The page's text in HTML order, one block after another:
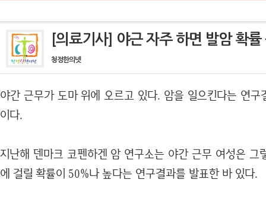
[의료기사] 야근 자주 하면 발암 확률
청정한의넷
야간 근무가 도마 위에 오르고 있다. 암을 일으킨다는 연구
이다.
지난해 덴마크 코펜하겐 암 연구소는 야간 근무 여성은 그
에 걸릴 확률이 50%나 높다는 연구결과를 발표한 바 있다.